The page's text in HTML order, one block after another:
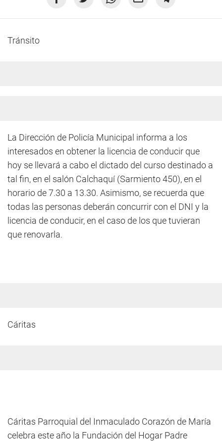
Tránsito
La Dirección de Policía Municipal informa a los
interesados en obtener la licencia de conducir que
hoy se llevará a cabo el dictado del curso destinado a
tal fin, en el salón Calchaquí (Sarmiento 450), en el
horario de 7.30 a 13.30. Asimismo, se recuerda que
todas las personas deberán concurrir con el DNI y la
licencia de conducir, en el caso de los que tuvieran
que renovarla.
Cáritas
Cáritas Parroquial del Inmaculado Corazón de María
celebra este año la Fundación del Hogar Padre